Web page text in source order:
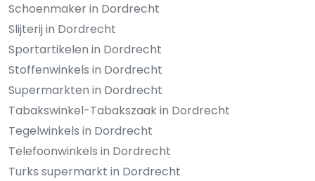
Schoenmaker in Dordrecht
Slijterij in Dordrecht
Sportartikelen in Dordrecht
Stoffenwinkels in Dordrecht
Supermarkten in Dordrecht
Tabakswinkel-Tabakszaak in Dordrecht
Tegelwinkels in Dordrecht
Telefoonwinkels in Dordrecht
Turks supermarkt in Dordrecht